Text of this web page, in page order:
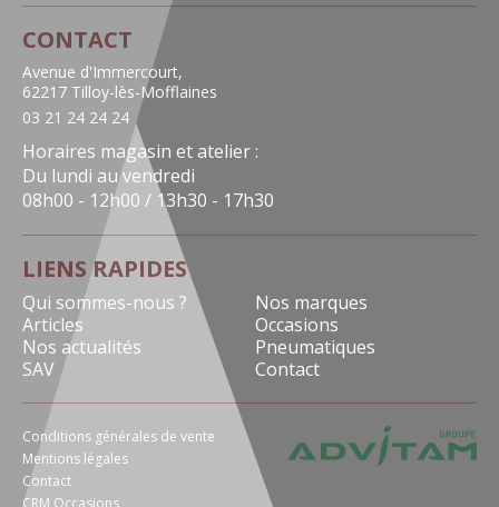
CONTACT
Avenue d'Immercourt,
62217 Tilloy-lès-Mofflaines
03 21 24 24 24
Horaires magasin et atelier :
Du lundi au vendredi
08h00 - 12h00 / 13h30 - 17h30
LIENS RAPIDES
Qui sommes-nous ?
Nos marques
Articles
Occasions
Nos actualités
Pneumatiques
SAV
Contact
Conditions générales de vente
Mentions légales
Contact